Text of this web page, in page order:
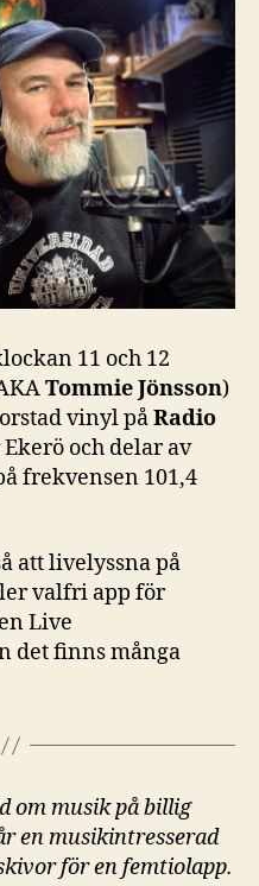
11 och 12
Tommie Jönsson)
vinyl påRadio
och delar av
frekvensen 101,4
att livelyssna på
valfri app för
Live
det finns många
om musik på billig
en musikintresserad
för en femtiolapp.